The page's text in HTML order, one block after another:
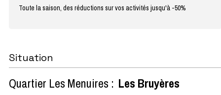
Toute la saison, des réductions sur vos activités jusqu'à -50%
Situation
Quartier Les Menuires : Les Bruyères